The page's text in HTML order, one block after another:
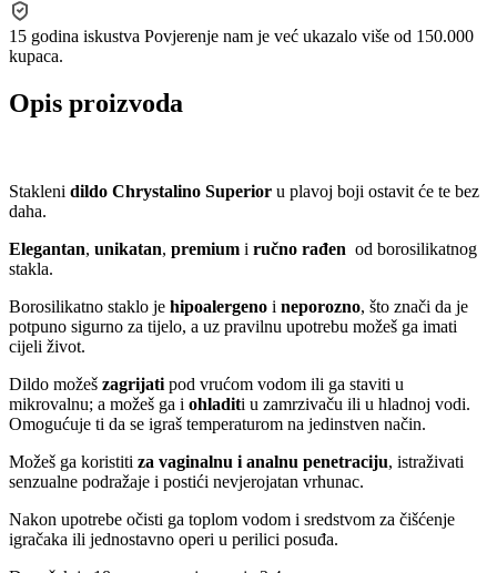
15 godina iskustva Povjerenje nam je već ukazalo više od 150.000
kupaca.
Opis proizvoda
Stakleni dildo Chrystalino Superior u plavoj boji ostavit će te bez
daha.
Elegantan, unikatan, premium i ručno rađen od borosilikatnog
stakla.
Borosilikatno staklo je hipoalergeno i neporozno, što znači da je
potpuno sigurno za tijelo, a uz pravilnu upotrebu možeš ga imati
cijeli život.
Dildo možeš zagrijati pod vrućom vodom ili ga staviti u
mikrovalnu; a možeš ga i ohladiti u zamrzivaču ili u hladnoj vodi.
Omogućuje ti da se igraš temperaturom na jedinstven način.
Možeš ga koristiti za vaginalnu i analnu penetraciju, istraživati ​​
senzualne podražaje i postići nevjerojatan vrhunac.
Nakon upotrebe očisti ga toplom vodom i sredstvom za čišćenje
igračaka ili jednostavno operi u perilici posuđa.